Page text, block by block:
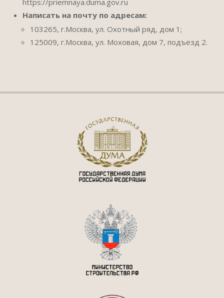
https://priemnaya.duma.gov.ru
Написать на почту по адресам:
103265, г.Москва, ул. Охотный ряд, дом 1;
125009, г.Москва, ул. Моховая, дом 7, подъезд 2.